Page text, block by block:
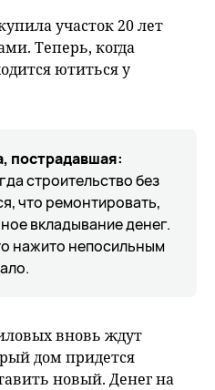
участок 20 лет
Теперь, когда
ютиться у
пострадавшая:
строительство без
что ремонтировать,
вкладывание денег.
нажито непосильным
вновь ждут
дом придется
новый. Денег на